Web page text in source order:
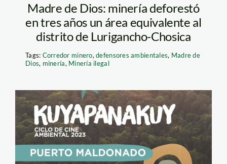
Madre de Dios: minería deforestó
en tres años un área equivalente al
distrito de Lurigancho-Chosica
Tags: Corredor minero,defensores ambientales, Madre de
Dios, minería, Minería ilegal
kuyapanakuy